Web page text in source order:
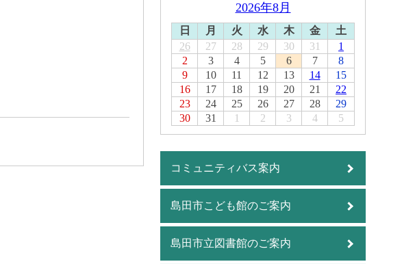
2026年8月
日 月 火 水 木 金
土
26
27 28 29 30 31
1
2
3 4 5 6 7
8
9
10 11 12 13 14
15
16
17 18 19 20 21
22
23
24 25 26 27 28
29
30
31 1 2 3 4 5
コミュニティバス案内
島田市こども館のご案内
島田市立図書館のご案内